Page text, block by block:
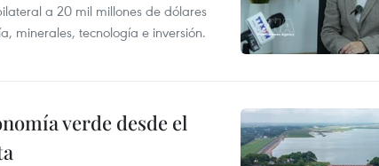
a 20 mil millones de dólares
minerales, tecnología e inversión.
verde desde el